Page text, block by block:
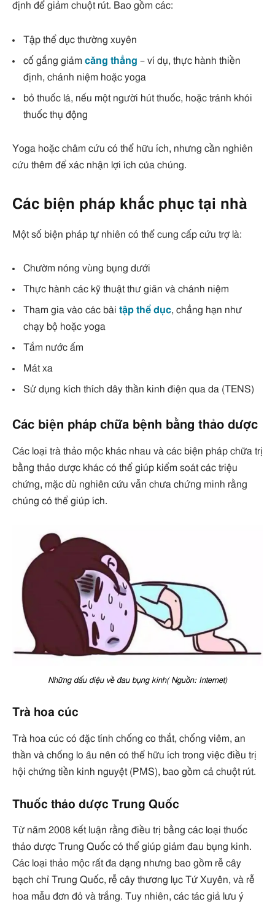
định để giảm chuột rút. Bao gồm các:
Tập thể dục thường xuyên
cố gắng giảm căng thẳng – ví dụ, thực hành thiền
định, chánh niệm hoặc yoga
bỏ thuốc lá, nếu một người hút thuốc, hoặc tránh khói
thuốc thụ động
Yoga hoặc châm cứu có thể hữu ích, nhưng cần nghiên
cứu thêm để xác nhận lợi ích của chúng.
Các biện pháp khắc phục tại nhà
Một số biện pháp tự nhiên có thể cung cấp cứu trợ là:
Chườm nóng vùng bụng dưới
Thực hành các kỹ thuật thư giãn và chánh niệm
Tham gia vào các bài tập thể dục, chẳng hạn như
chạy bộ hoặc yoga
Tắm nước ấm
Mát xa
Sử dụng kích thích dây thần kinh điện qua da (TENS)
Các biện pháp chữa bệnh bằng thảo dược
Các loại trà thảo mộc khác nhau và các biện pháp chữa trị
bằng thảo dược khác có thể giúp kiểm soát các triệu
chứng, mặc dù nghiên cứu vẫn chưa chứng minh rằng
chúng có thể giúp ích.
Những dấu diệu về đau bụng kinh( Nguồn: Internet)
Trà hoa cúc
Trà hoa cúc có đặc tính chống co thắt, chống viêm, an
thần và chống lo âu nên có thể hữu ích trong việc điều trị
hội chứng tiền kinh nguyệt (PMS), bao gồm cả chuột rút.
Thuốc thảo dược Trung Quốc
Từ năm 2008 kết luận rằng điều trị bằng các loại thuốc
thảo dược Trung Quốc có thể giúp giảm đau bụng kinh.
Các loại thảo mộc rất đa dạng nhưng bao gồm rễ cây
bạch chỉ Trung Quốc, rễ cây thương lục Tứ Xuyên, và rễ
hoa mẫu đơn đỏ và trắng. Tuy nhiên, các tác giả lưu ý